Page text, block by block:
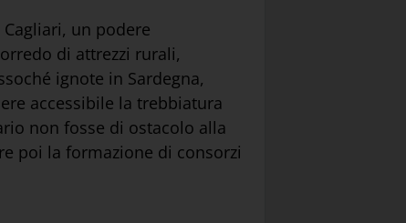
un podere
di attrezzi rurali,
ignote in Sardegna,
accessibile la trebbiatura
non fosse di ostacolo alla
poi la formazione di consorzi